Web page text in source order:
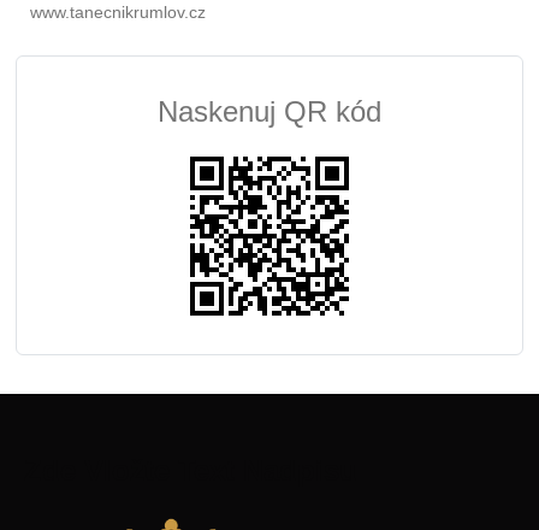
www.tanecnikrumlov.cz
Naskenuj QR kód